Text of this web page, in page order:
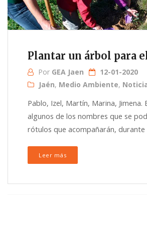
Plantar un árbol para
Por GEA Jaen
12-01-2020
Jaén, Medio Ambiente,
Pablo, Izel, Martín, Marina, Jimena.
algunos de los nombres que se
rótulos que acompañarán, durante
Leer más